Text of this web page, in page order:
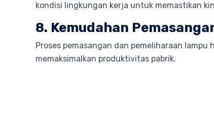
kondisi lingkungan kerja untuk memastikan
8. Kemudahan
Proses pemasangan dan pemeliharaan
memaksimalkan produktivitas pabrik.